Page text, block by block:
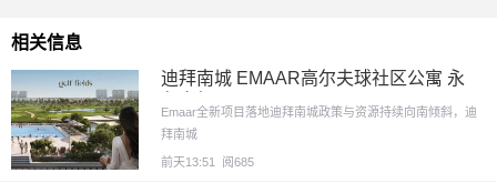
相关信息
迪拜南城 EMAAR高尔夫球社区公寓 永
Emaar全新项目落地迪拜南城政策与资源持续向南倾斜，迪
拜南城
前天13:51 阅685